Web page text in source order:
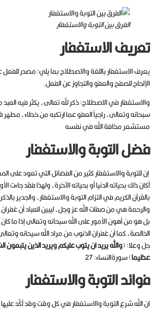
الفرق بين التوبة والاستغفار
تعريف الاستغفار
يعرف الاستغفار باللغة والاصطلاح بما يلي: مصدر
الإلحاح للصفح والعفو والتجاوز عن الفعل.
والاستغفار في الاصطلاح: ذكر لله تعالى، يكثر فيه
سبحانه وتعالى، راجياً العفو عما ارتكبه من خطاء، مطهر
مستشعر مخافة الله في نفسه
فضل التوبة والاستغفار
إن للتوبة والاستغفار كثير من الفضائل التي تعود على
أكان ذلك بحياته الدنيا أو بحياته الآخرة، ولهذا فقد جاءت
بالقرآن الكريم في التزام التوبة والاستغفار، والجدير
والرحمة هي من صفات الله عز وجل، ليبين للعباد أن
بل هو من أهون الأمور على الله سبحانه وتعالى إذا ما
الخالصة، كما أن غفران الذنوب من مراد الله سيحانه
جل وعلا: (والله يريد ان يتوب عليكم ويريد الذين يتبعون
عظيما) سورةالنساء: 27
فوائد التوبة والاستغفار
ان الله شرع التوبة والاستغفار في كل وقت وقد أكَّد